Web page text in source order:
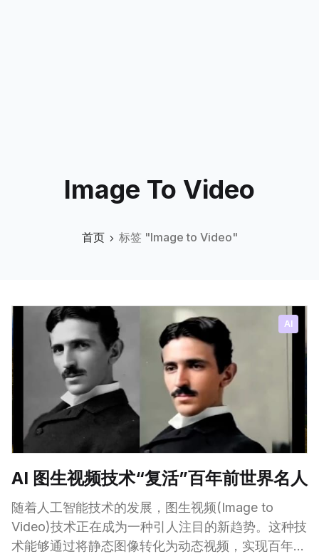
Image To Video
首页 标签 "Image to Video"
AI
AI 图生视频技术“复活”百年前世界名人
随着人工智能技术的发展，图生视频(Image to
Video)技术正在成为一种引人注目的新趋势。这种技
术能够通过将静态图像转化为动态视频，实现百年前